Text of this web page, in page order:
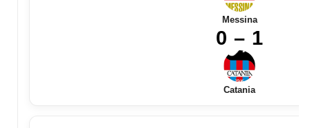
Messina
0 – 1
Catania